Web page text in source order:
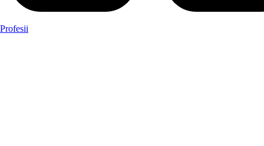
Profesii